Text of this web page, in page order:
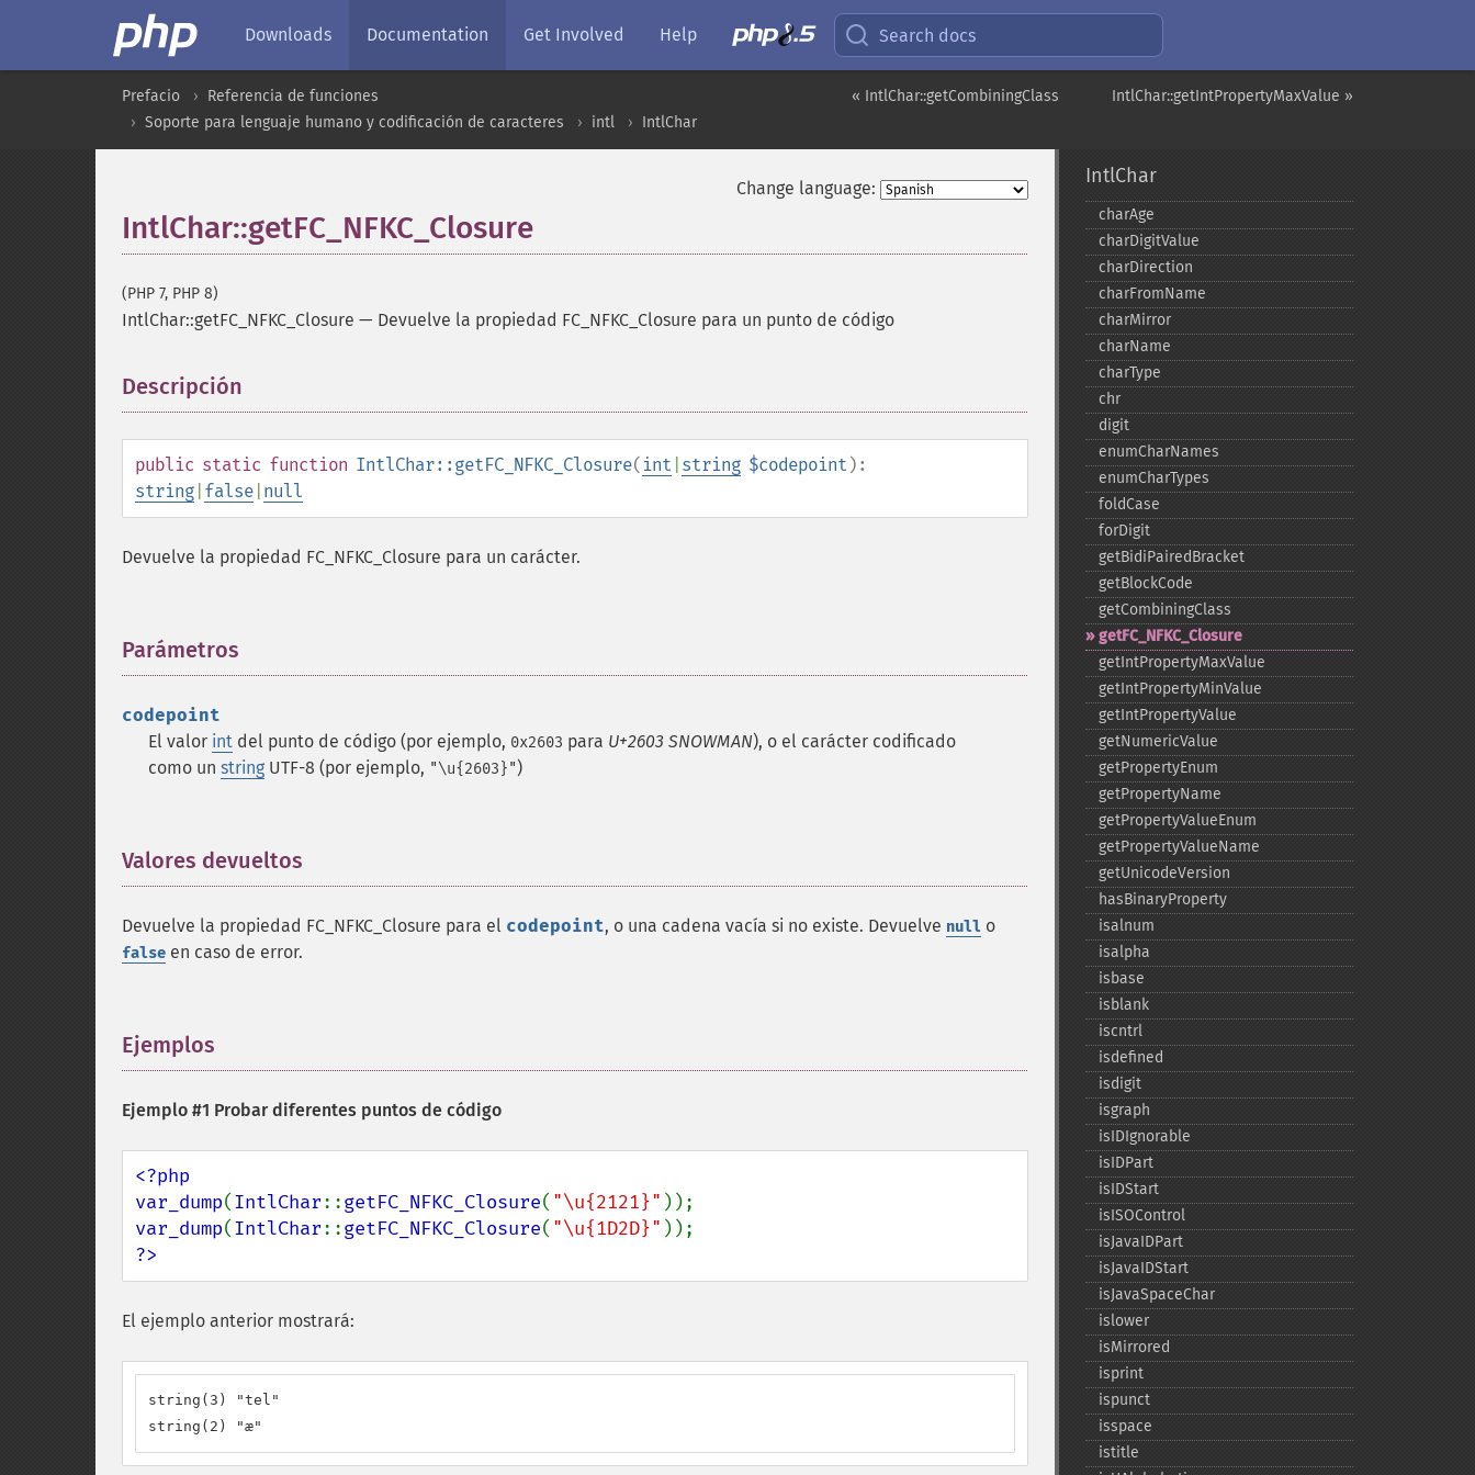
Downloads Documentation Get Involved Help Search docs
IntlChar::getIntPropertyMaxValue »
« IntlChar::getCombiningClass
Prefacio
Referencia de funciones
Soporte para lenguaje humano y codificación de caracteres
intl IntlChar
Change language:
IntlChar::getFC_NFKC_Closure
(PHP 7, PHP 8)
IntlChar::getFC_NFKC_Closure — Devuelve la propiedad FC_NFKC_Closure para un punto de código
Descripción
public static function IntlChar::getFC_NFKC_Closure( int string $codepoint ):
string false null
Devuelve la propiedad FC_NFKC_Closure para un carácter.
Parámetros
codepoint
El valor int del punto de código (por ejemplo, 0x2603 para U+2603 SNOWMAN), o el carácter codificado
como un string UTF-8 (por ejemplo, "\u{2603}")
Valores devueltos
Devuelve la propiedad FC_NFKC_Closure para el codepoint, o una cadena vacía si no existe. Devuelve null o
false en caso de error.
Ejemplos
Ejemplo #1 Probar diferentes puntos de código
<?php
var_dump(IntlChar::getFC_NFKC_Closure( "\u{2121}"
var_dump(IntlChar::getFC_NFKC_Closure( "\u{1D2D}"
?>
El ejemplo anterior mostrará:
string(3) "tel"
string(2) "æ"
IntlChar
charAge
charDigitValue
charDirection
charFromName
charMirror
charName
charType
chr
digit
enumCharNames
enumCharTypes
foldCase
forDigit
getBidiPairedBracket
getBlockCode
getCombiningClass
getFC_​NFKC_​Closure
getIntPropertyMaxValue
getIntPropertyMinValue
getIntPropertyValue
getNumericValue
getPropertyEnum
getPropertyName
getPropertyValueEnum
getPropertyValueName
getUnicodeVersion
hasBinaryProperty
isalnum
isalpha
isbase
isblank
iscntrl
isdefined
isdigit
isgraph
isIDIgnorable
isIDPart
isIDStart
isISOControl
isJavaIDPart
isJavaIDStart
isJavaSpaceChar
islower
isMirrored
isprint
ispunct
isspace
istitle